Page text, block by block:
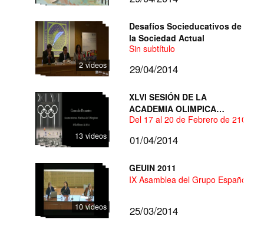
2 videos
Desafíos Socieducativos de
la Sociedad Actual
Sin subtítulo
29/04/2014
13 videos
XLVI SESIÓN DE LA
ACADEMIA OLIMPICA
ESPAÑOLA
Del 17 al 20 de Febrero de 2104
01/04/2014
10 videos
GEUIN 2011
IX Asamblea del Grupo Español
25/03/2014